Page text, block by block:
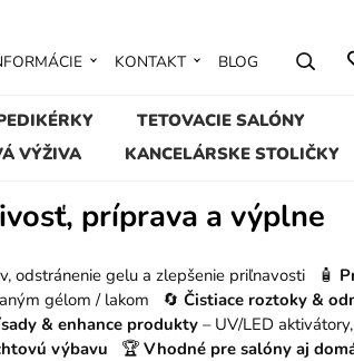
TETOVACIE SALÓNY
VÝŽIVA KANCELÁRSKE STOLIČKY
KONTAKT BLOG
príprava a výplne
odstránenie gelu a zlepšenie priľnavosti 🧴
gélom / lakom 🔄Čistiace roztoky &
& enhance produkty – UV/LED
výbavu 🏆Vhodné pre salóny aj